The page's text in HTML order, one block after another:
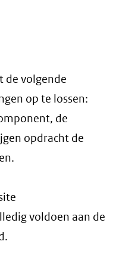
de volgende
op te lossen:
de
opdracht de
voldoen aan de